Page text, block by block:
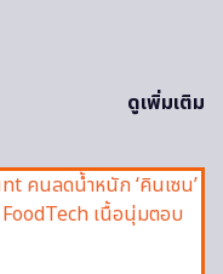
ดูเพิ่มเติม